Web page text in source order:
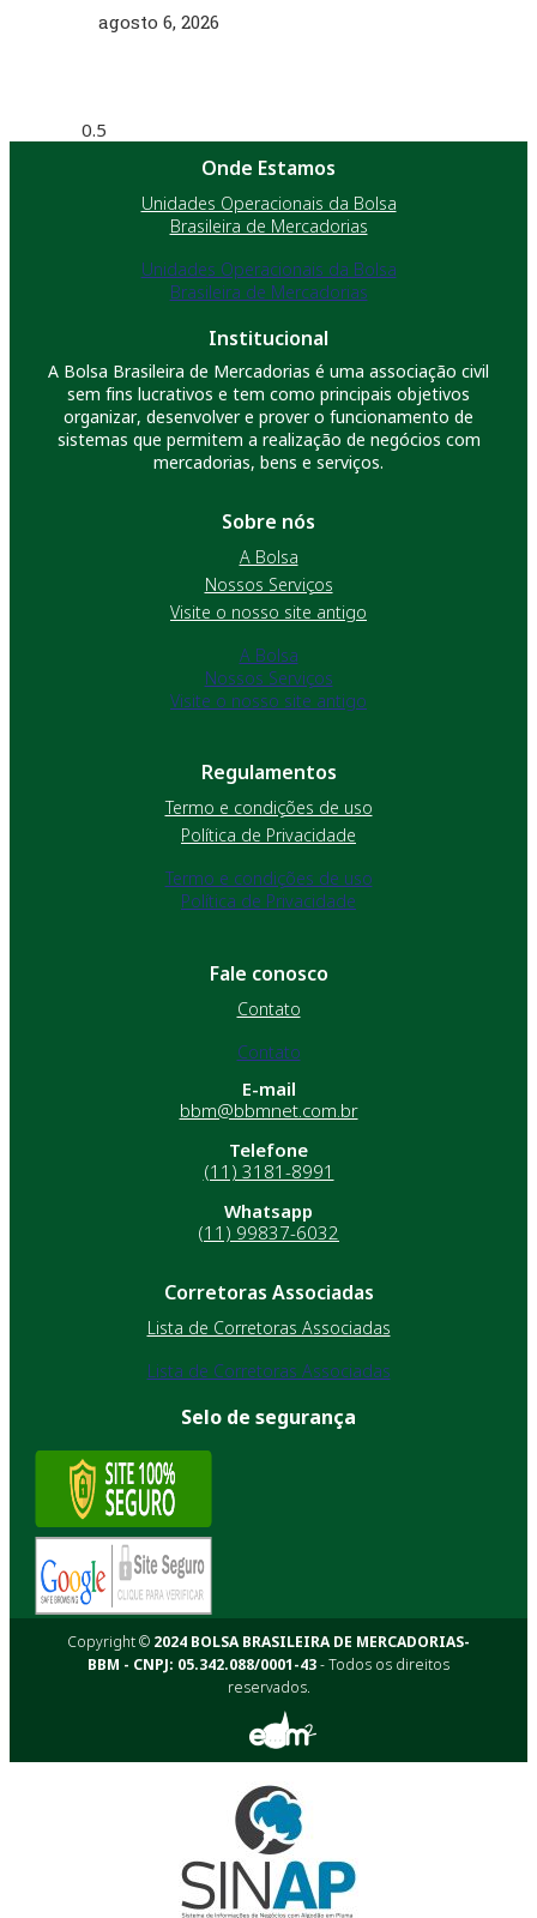
agosto 6, 2026
Onde Estamos
Unidades Operacionais da Bolsa
Brasileira de Mercadorias
Unidades Operacionais da Bolsa
Brasileira de Mercadorias
Institucional
A Bolsa Brasileira de Mercadorias é uma associação civil
sem fins lucrativos e tem como principais objetivos
organizar, desenvolver e prover o funcionamento de
sistemas que permitem a realização de negócios com
mercadorias, bens e serviços.
Sobre nós
A Bolsa
Nossos Serviços
Visite o nosso site antigo
A Bolsa
Nossos Serviços
Visite o nosso site antigo
Regulamentos
Termo e condições de uso
Política de Privacidade
Termo e condições de uso
Política de Privacidade
Fale conosco
Contato
Contato
E-mail
bbm@bbmnet.com.br
Telefone
(11) 3181-8991
Whatsapp
(11) 99837-6032
Corretoras Associadas
Lista de Corretoras Associadas
Lista de Corretoras Associadas
Selo de segurança
Copyright © 2024 BOLSA BRASILEIRA DE MERCADORIAS-
BBM - CNPJ: 05.342.088/0001-43- Todos os direitos
reservados.